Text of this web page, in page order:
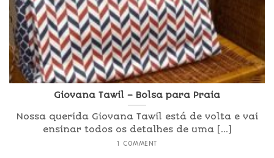
Giovana Tawil – Bolsa para Praia
Nossa querida Giovana Tawil está de volta e vai
ensinar todos os detalhes de uma [...]
1 COMMENT